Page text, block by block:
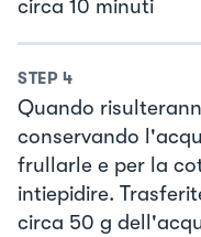
circa 10 minuti
STEP 4
Quando
conservando
frullarle e per la
intiepidire.
circa 50 g